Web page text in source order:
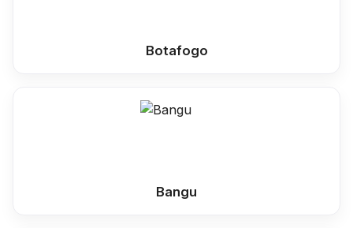
Botafogo
Bangu